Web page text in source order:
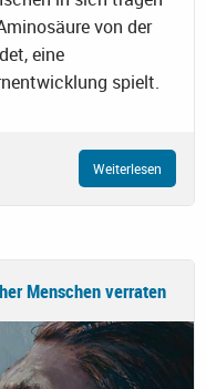
von der
eine
spielt.
Weiterlesen
Menschen verraten